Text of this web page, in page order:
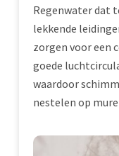
Regenwater dat
lekkende
zorgen voor een
goede
waardoor
nestelen op